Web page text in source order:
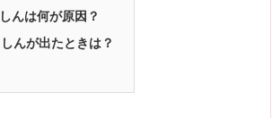
んは何が原因？
んが出たときは？